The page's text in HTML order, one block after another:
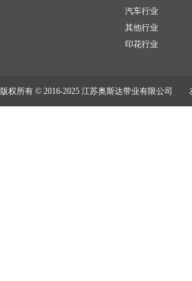
汽车行业
其他行业
印花行业
版权所有 © 2016-2025 江苏奥斯达带业有限公司